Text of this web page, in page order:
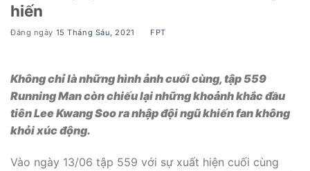
hiến
Đăng ngày 15 Tháng Sáu, 2021 FPT
Không chỉ là những hình ảnh cuối cùng, tập 559
Running Man còn chiếu lại những khoảnh khắc đầu
tiên Lee Kwang Soo ra nhập đội ngũ khiến fan không
khỏi xúc động.
Vào ngày 13/06 tập 559 với sự xuất hiện cuối cùng